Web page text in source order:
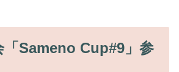
「Sameno Cup#9」参